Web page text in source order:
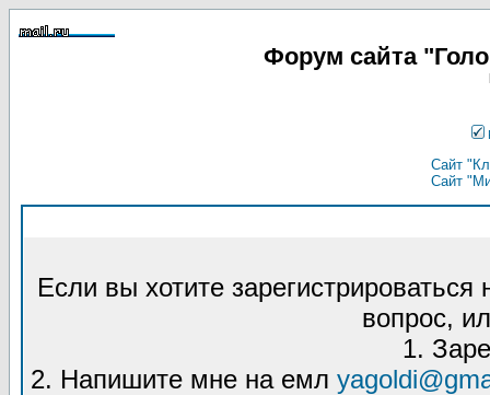
Форум сайта
Сайт
Сайт
Если вы хотите
вопрос,
1.
2. Напишите мне на емл